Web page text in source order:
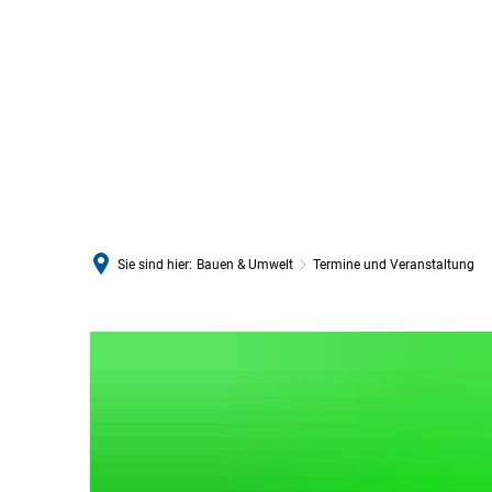
Sie sind hier: Bauen & Umwelt Termine und Veranstaltung